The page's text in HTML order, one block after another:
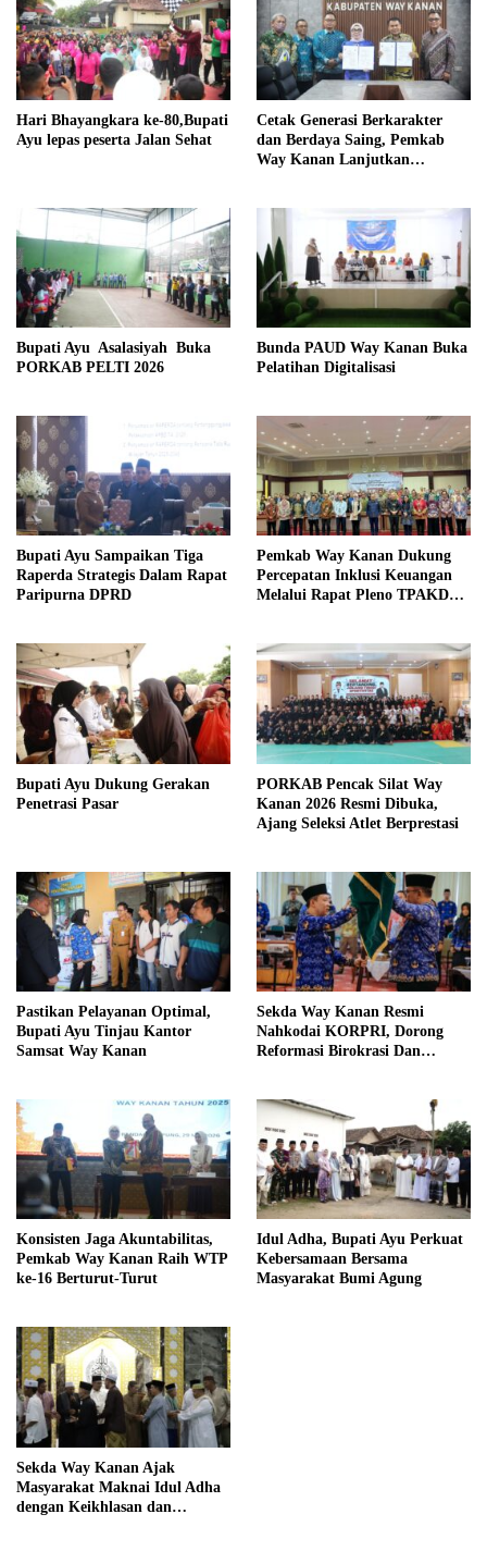
Hari Bhayangkara ke-80,Bupati
Ayu lepas peserta Jalan Sehat
Cetak Generasi Berkarakter
dan Berdaya Saing, Pemkab
Way Kanan Lanjutkan
Bupati Ayu Asalasiyah Buka
PORKAB PELTI 2026
Bunda PAUD Way Kanan Buka
Pelatihan Digitalisasi
Bupati Ayu Sampaikan Tiga
Raperda Strategis Dalam Rapat
Paripurna DPRD
Pemkab Way Kanan Dukung
Percepatan Inklusi Keuangan
Melalui Rapat Pleno TPAKD
Bupati Ayu Dukung Gerakan
Penetrasi Pasar
PORKAB Pencak Silat Way
Kanan 2026 Resmi Dibuka,
Ajang Seleksi Atlet Berprestasi
Pastikan Pelayanan Optimal,
Bupati Ayu Tinjau Kantor
Samsat Way Kanan
Sekda Way Kanan Resmi
Nahkodai KORPRI, Dorong
Reformasi Birokrasi Dan
Konsisten Jaga Akuntabilitas,
Pemkab Way Kanan Raih WTP
ke-16 Berturut-Turut
Idul Adha, Bupati Ayu Perkuat
Kebersamaan Bersama
Masyarakat Bumi Agung
Sekda Way Kanan Ajak
Masyarakat Maknai Idul Adha
dengan Keikhlasan dan